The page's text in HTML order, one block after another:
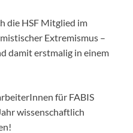
die HSF Mitglied im
Extremismus –
damit erstmalig in einem
für FABIS
wissenschaftlich